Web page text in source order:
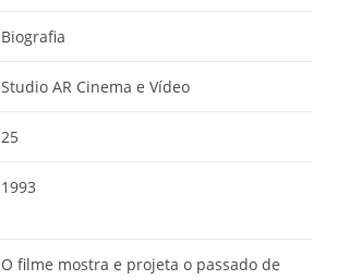
Biografia
Studio AR Cinema e Vídeo
25
1993
O filme mostra e projeta o passado de